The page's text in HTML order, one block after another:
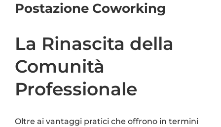
Postazione Coworking
La Rinascita della
Comunità
Professionale
Oltre ai vantaggi pratici che offrono in termini